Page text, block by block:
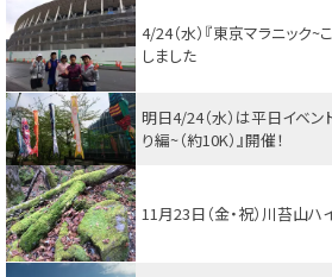
4/24（水）『東京マラニック~
しました
明日4/24（水）は平日イベン
り編~（約10K）』開催！
11月23日（金・祝）川苔山ハ